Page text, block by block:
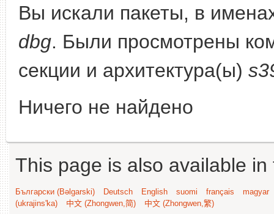
Вы искали пакеты, в
dbg. Были просмотрены
секции и архитектура(ы)
Ничего не найдено
This page is also available
Български (Bəlgarski) Deutsch English suomi français
magyar
(ukrajins'ka)
中文 (Zhongwen,简) 中文 (Zhongwen,繁)